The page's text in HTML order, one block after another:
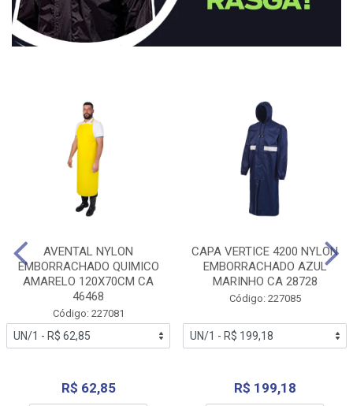
AVENTAL NYLON
EMBORRACHADO QUIMICO
AMARELO 120X70CM CA
46468
Código: 227081
R$ 62,85
CAPA VERTICE 4200 NYLON
EMBORRACHADO AZUL
MARINHO CA 28728
Código: 227085
R$ 199,18